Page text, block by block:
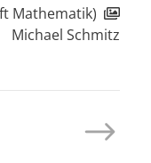
Mathematik)
Michael Schmitz